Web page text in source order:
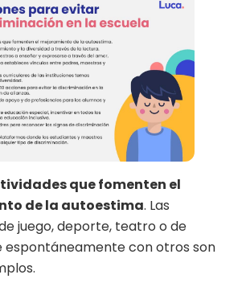
que fomenten el
de la autoestima. Las
juego, deporte, teatro o de
espontáneamente con otros son